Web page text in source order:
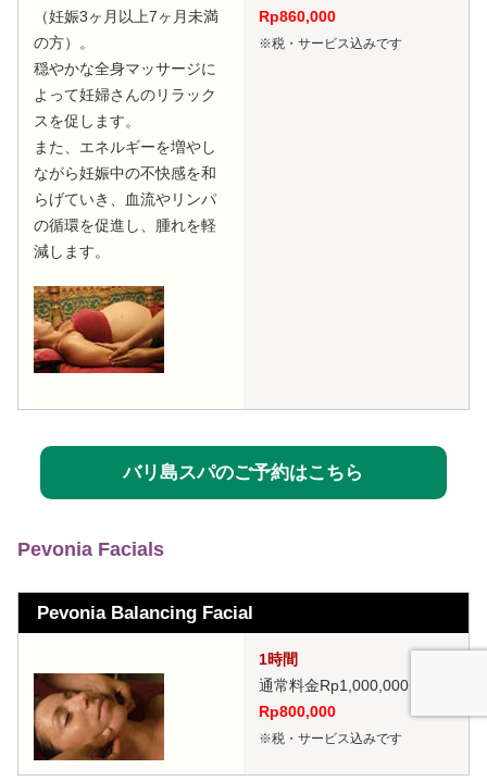
（妊娠3ヶ月以上7ヶ月未満
の方）。
穏やかな全身マッサージに
よって妊婦さんのリラック
スを促します。
また、エネルギーを増やし
ながら妊娠中の不快感を和
らげていき、血流やリンパ
の循環を促進し、腫れを軽
減します。
Rp860,000
※税・サービス込みです
バリ島スパのご予約はこちら
Pevonia Facials
Pevonia Balancing Facial
1時間
通常料金Rp1,000,000→
Rp800,000
※税・サービス込みです